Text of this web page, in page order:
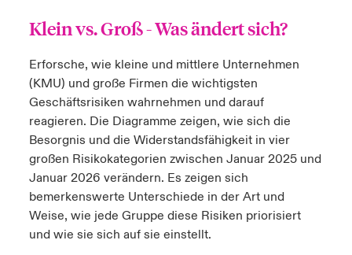
Klein vs. Groß- Was ändert sich?
Erforsche, wie kleine und mittlere Unternehmen
(KMU) und große Firmen die wichtigsten
Geschäftsrisiken wahrnehmen und darauf
reagieren. Die Diagramme zeigen, wie sich die
Besorgnis und die Widerstandsfähigkeit in vier
großen Risikokategorien zwischen Januar 2025 und
Januar 2026 verändern. Es zeigen sich
bemerkenswerte Unterschiede in der Art und
Weise, wie jede Gruppe diese Risiken priorisiert
und wie sie sich auf sie einstellt.